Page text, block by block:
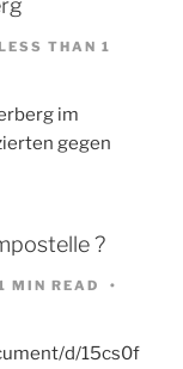
THAN 1
im
gegen
?
MIN READ
d/15cs0f